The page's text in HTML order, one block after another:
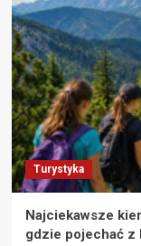
Turystyka
Najciekawsze
gdzie pojechać z